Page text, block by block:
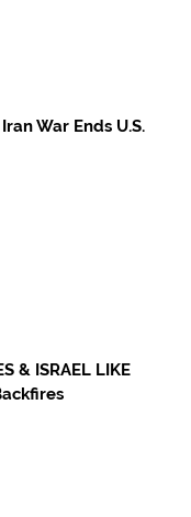
War Ends U.S.
& ISRAEL LIKE